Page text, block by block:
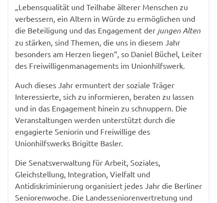
„Lebensqualität und Teilhabe älterer Menschen zu
verbessern, ein Altern in Würde zu ermöglichen und
die Beteiligung und das Engagement der jungen Alten
zu stärken, sind Themen, die uns in diesem Jahr
besonders am Herzen liegen“, so Daniel Büchel, Leiter
des Freiwilligenmanagements im Unionhilfswerk.
Auch dieses Jahr ermuntert der soziale Träger
Interessierte, sich zu informieren, beraten zu lassen
und in das Engagement hinein zu schnuppern. Die
Veranstaltungen werden unterstützt durch die
engagierte Seniorin und Freiwillige des
Unionhilfswerks Brigitte Basler.
Die Senatsverwaltung für Arbeit, Soziales,
Gleichstellung, Integration, Vielfalt und
Antidiskriminierung organisiert jedes Jahr die Berliner
Seniorenwoche. Die Landesseniorenvertretung und